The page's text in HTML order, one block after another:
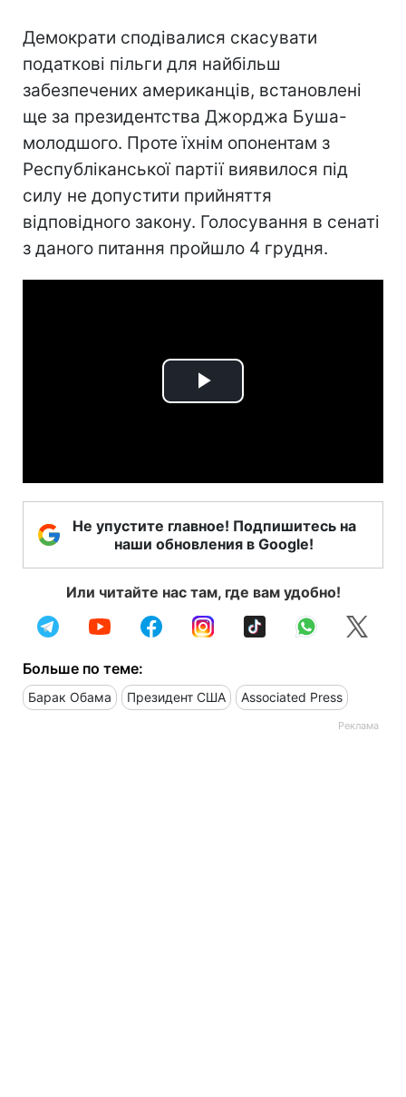
Демократи сподівалися скасувати
податкові пільги для найбільш
забезпечених американців, встановлені
ще за президентства Джорджа Буша-
молодшого. Проте їхнім опонентам з
Республіканської партії виявилося під
силу не допустити прийняття
відповідного закону. Голосування в сенаті
з даного питання пройшло 4 грудня.
Play
Не упустите главное! Подпишитесь на
наши обновления в Google!
Или читайте нас там, где вам удобно!
Больше по теме:
Барак Обама Президент США Associated Press